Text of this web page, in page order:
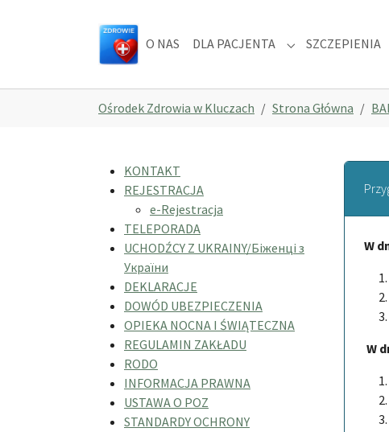
O NAS DLA PACJENTA Submenu for
SZCZEPIENIA
Ośrodek Zdrowia w Kluczach Strona Główna
W
W
KONTAKT
REJESTRACJA
e-Rejestracja
TELEPORADA
UCHODŹCY Z UKRAINY/Біженці з
України
DEKLARACJE
DOWÓD UBEZPIECZENIA
OPIEKA NOCNA I ŚWIĄTECZNA
REGULAMIN ZAKŁADU
RODO
INFORMACJA PRAWNA
USTAWA O POZ
STANDARDY OCHRONY